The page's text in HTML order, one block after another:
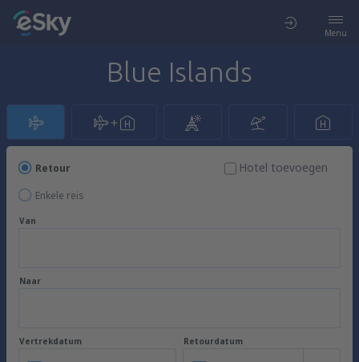
Menu
Blue Islands
Retour
Enkele reis
Hotel toevoegen
Van
Naar
Vertrekdatum Retourdatum